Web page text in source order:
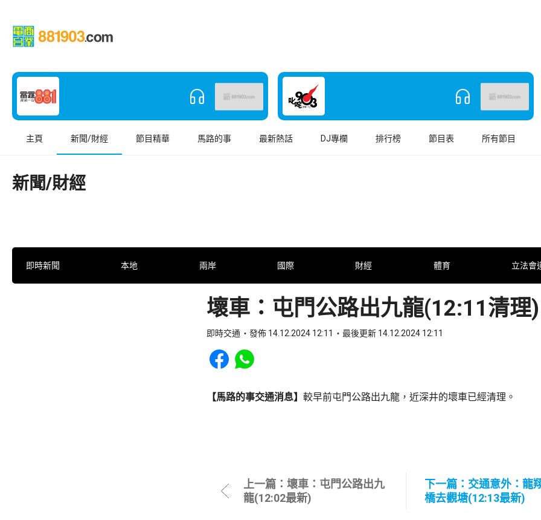
主頁 新聞/財經 節目精華 馬路的事 最新熱話 DJ專欄 排行榜 節目表 所有節目
新聞/財經
即時新聞 本地 兩岸 國際 財經 體育 立法會
壞車：屯門公路出九龍(12:11清理)
即時交通 發佈 14.12.2024 12:11 最後更新 14.12.2024 12:11
Share to Facebook
Share to WhatsApp
【馬路的事交通消息】 較早前屯門公路出九龍，近深井的壞車已經清理。
上一篇：壞車：屯門公路出九
龍(12:02最新)
下一篇：交通意外：龍
橋去觀塘(12:13最新)